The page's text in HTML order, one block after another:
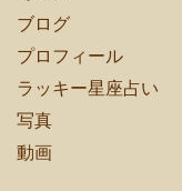
ブログ
プロフィール
ラッキー星座占い
写真
動画